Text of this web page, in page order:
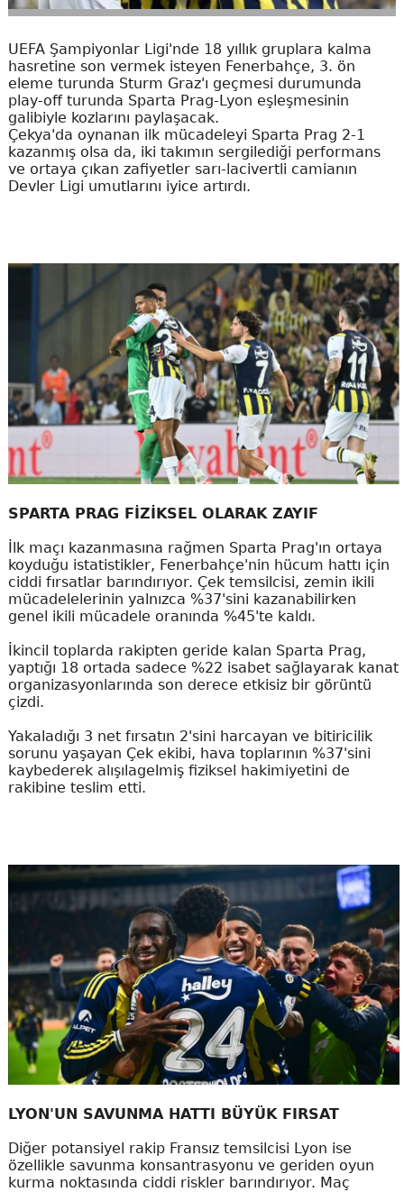
UEFA Şampiyonlar Ligi'nde 18 yıllık gruplara kalma
hasretine son vermek isteyen Fenerbahçe, 3. ön
eleme turunda Sturm Graz'ı geçmesi durumunda
play-off turunda Sparta Prag-Lyon eşleşmesinin
galibiyle kozlarını paylaşacak.
Çekya'da oynanan ilk mücadeleyi Sparta Prag 2-1
kazanmış olsa da, iki takımın sergilediği performans
ve ortaya çıkan zafiyetler sarı-lacivertli camianın
Devler Ligi umutlarını iyice artırdı.
SPARTA PRAG FİZİKSEL OLARAK ZAYIF
İlk maçı kazanmasına rağmen Sparta Prag'ın ortaya
koyduğu istatistikler, Fenerbahçe'nin hücum hattı için
ciddi fırsatlar barındırıyor. Çek temsilcisi, zemin ikili
mücadelelerinin yalnızca %37'sini kazanabilirken
genel ikili mücadele oranında %45'te kaldı.
İkincil toplarda rakipten geride kalan Sparta Prag,
yaptığı 18 ortada sadece %22 isabet sağlayarak kanat
organizasyonlarında son derece etkisiz bir görüntü
çizdi.
Yakaladığı 3 net fırsatın 2'sini harcayan ve bitiricilik
sorunu yaşayan Çek ekibi, hava toplarının %37'sini
kaybederek alışılagelmiş fiziksel hakimiyetini de
rakibine teslim etti.
LYON'UN SAVUNMA HATTI BÜYÜK FIRSAT
Diğer potansiyel rakip Fransız temsilcisi Lyon ise
özellikle savunma konsantrasyonu ve geriden oyun
kurma noktasında ciddi riskler barındırıyor. Maç